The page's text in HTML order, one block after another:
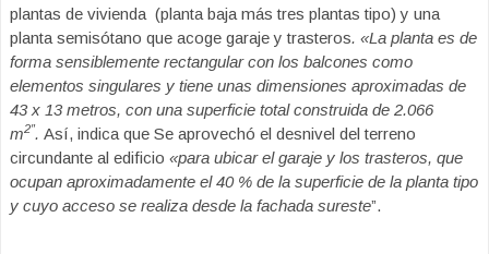
plantas de vivienda (planta baja más tres plantas tipo) y una
planta semisótano que acoge garaje y trasteros. «La planta es de
forma sensiblemente rectangular con los balcones como
elementos singulares y tiene unas dimensiones aproximadas de
43 x 13 metros, con una superficie total construida de 2.066
m2″. Así, indica que Se aprovechó el desnivel del terreno
circundante al edificio «para ubicar el garaje y los trasteros, que
ocupan aproximadamente el 40 % de la superficie de la planta tipo
y cuyo acceso se realiza desde la fachada sureste”.